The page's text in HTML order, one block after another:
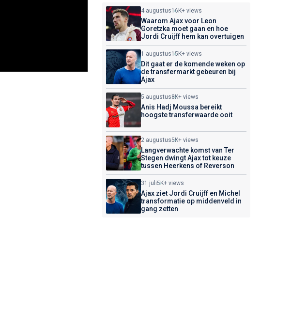
4 augustus16K+ views
Waarom Ajax voor Leon
Goretzka moet gaan en hoe
Jordi Cruijff hem kan overtuigen
1 augustus15K+ views
Dit gaat er de komende weken op
de transfermarkt gebeuren bij
Ajax
5 augustus8K+ views
Anis Hadj Moussa bereikt
hoogste transferwaarde ooit
2 augustus5K+ views
Langverwachte komst van Ter
Stegen dwingt Ajax tot keuze
tussen Heerkens of Reverson
31 juli5K+ views
Ajax ziet Jordi Cruijff en Michel
transformatie op middenveld in
gang zetten